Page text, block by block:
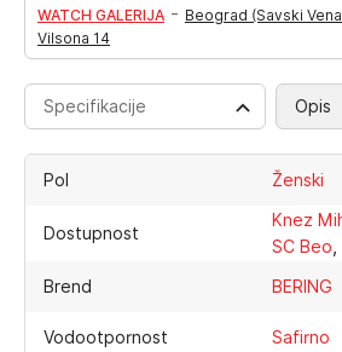
WATCH GALERIJA - Beograd (Savski
Vilsona 14
Specifikacije Opis
Pol Ženski
Dostupnost
Knez
SC Beo,
Brend BERING
Vodootpornost Safirno